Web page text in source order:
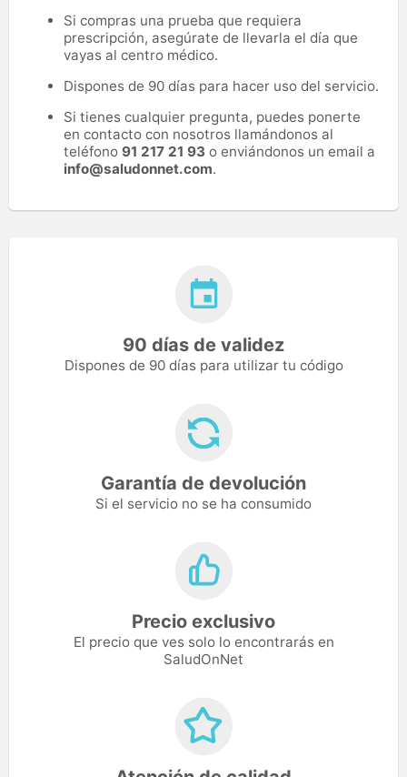
Si compras una prueba que requiera
prescripción, asegúrate de llevarla el día que
vayas al centro médico.
Dispones de 90 días para hacer uso del servicio.
Si tienes cualquier pregunta, puedes ponerte
en contacto con nosotros llamándonos al
teléfono 91 217 21 93 o enviándonos un email a
info@saludonnet.com.
90 días de validez
Dispones de 90 días para utilizar tu código
Garantía de devolución
Si el servicio no se ha consumido
Precio exclusivo
El precio que ves solo lo encontrarás en
SaludOnNet